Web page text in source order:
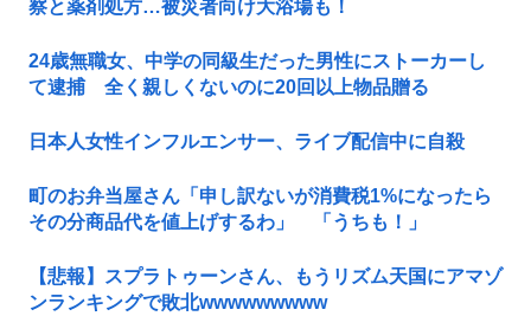
察と薬剤処方…被災者向け大浴場も！
24歳無職女、中学の同級生だった男性にストーカーし
て逮捕 全く親しくないのに20回以上物品贈る
日本人女性インフルエンサー、ライブ配信中に自殺
町のお弁当屋さん「申し訳ないが消費税1%になったら
その分商品代を値上げするわ」 「うちも！」
【悲報】スプラトゥーンさん、もうリズム天国にアマゾ
ンランキングで敗北wwwwwwwww